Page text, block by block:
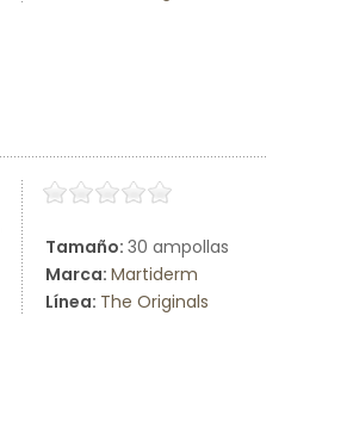
Tamaño: 30 ampollas
Marca: Martiderm
Línea: The Originals